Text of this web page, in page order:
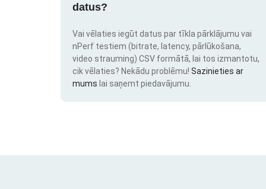
datus?
Vai vēlaties iegūt datus par tīkla pārklājumu vai
nPerf testiem (bitrate, latency, pārlūkošana,
video strauming) CSV formātā, lai tos izmantotu,
cik vēlaties? Nekādu problēmu! Sazinieties ar
mums lai saņemt piedavājumu.